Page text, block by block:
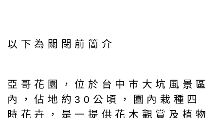
以下為關閉前簡介
亞哥花園，位於台中市大坑風景區
內，佔地約30公頃，園內栽種四
時花卉，是一提供花木觀賞及植物